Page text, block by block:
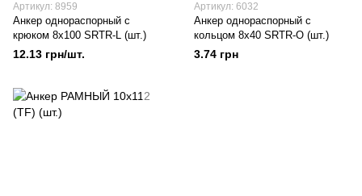
Артикул: 8959
Анкер однораспорный с
крюком 8х100 SRTR-L (шт.)
12.13 грн/шт.
Артикул: 6032
Анкер однораспорный с
кольцом 8х40 SRTR-О (шт.)
3.74 грн